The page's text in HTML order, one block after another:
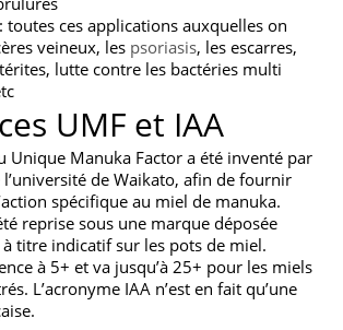
toutes ces applications auxquelles on
veineux, les psoriasis, les escarres,
lutte contre les bactéries multi
UMF et IAA
Unique Manuka Factor a été inventé par
de Waikato, afin de fournir
spécifique au miel de manuka.
reprise sous une marque déposée
titre indicatif sur les pots de miel.
à 5+ et va jusqu’à 25+ pour les miels
L’acronyme IAA n’est en fait qu’une